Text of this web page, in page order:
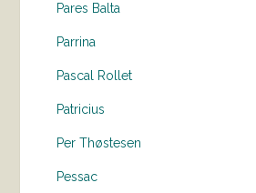
Pares Balta
Parrina
Pascal Rollet
Patricius
Per Thøstesen
Pessac